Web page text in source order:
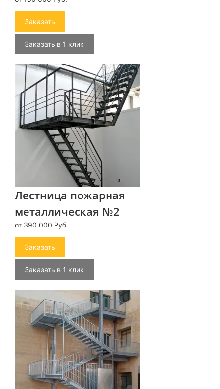
Заказать
Заказать в 1 клик
Лестница пожарная
металлическая №2
от 390 000 Руб.
Заказать
Заказать в 1 клик